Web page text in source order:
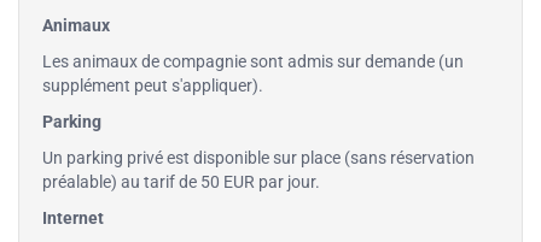
Animaux
Les animaux de compagnie sont admis sur demande (un
supplément peut s'appliquer).
Parking
Un parking privé est disponible sur place (sans réservation
préalable) au tarif de 50 EUR par jour.
Internet